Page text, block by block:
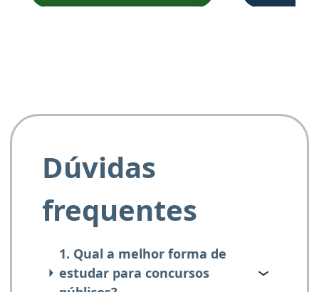
Dúvidas
frequentes
1. Qual a melhor forma de
estudar para concursos